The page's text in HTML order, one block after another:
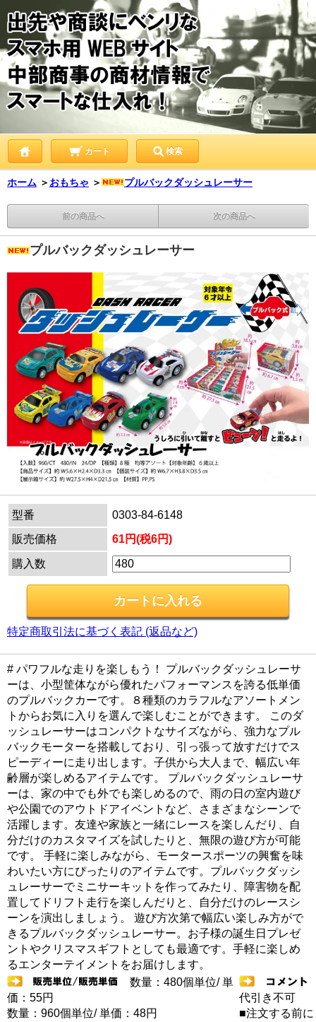
カート 検索
ホーム ＞ おもちゃ ＞ プルバックダッシュレーサー
前の商品へ 次の商品へ
プルバックダッシュレーサー
型番
0303-84-6148
販売価格
61円(税6円)
購入数
特定商取引法に基づく表記 (返品など)
# パワフルな走りを楽しもう！ プルバックダッシュレーサ
ーは、小型筐体ながら優れたパフォーマンスを誇る低単価
のプルバックカーです。８種類のカラフルなアソートメン
トからお気に入りを選んで楽しむことができます。 このダ
ッシュレーサーはコンパクトなサイズながら、強力なプル
バックモーターを搭載しており、引っ張って放すだけでス
ピーディーに走り出します。子供から大人まで、幅広い年
齢層が楽しめるアイテムです。 プルバックダッシュレーサ
ーは、家の中でも外でも楽しめるので、雨の日の室内遊び
や公園でのアウトドアイベントなど、さまざまなシーンで
活躍します。友達や家族と一緒にレースを楽しんだり、自
分だけのカスタマイズを試したりと、無限の遊び方が可能
です。 手軽に楽しみながら、モータースポーツの興奮を味
わいたい方にぴったりのアイテムです。プルバックダッシ
ュレーサーでミニサーキットを作ってみたり、障害物を配
置してドリフト走行を楽しんだりと、自分だけのレースシ
ーンを演出しましょう。 遊び方次第で幅広い楽しみ方がで
きるプルバックダッシュレーサー。お子様の誕生日プレゼ
ントやクリスマスギフトとしても最適です。手軽に楽しめ
るエンターテイメントをお届けします。
数量：480個単位/ 単
価：55円
数量：960個単位/ 単価：48円
代引き不可
■注文する前に